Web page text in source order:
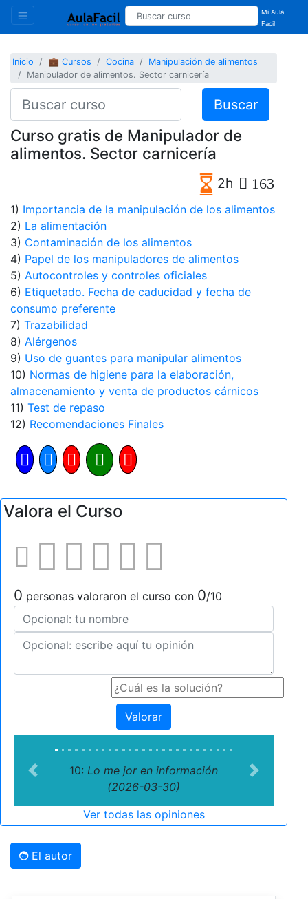
Mi Aula
Facil
Inicio 💼 Cursos Cocina
Manipulación de alimentos
Manipulador de alimentos. Sector carnicería
Buscar
Curso gratis de Manipulador de
alimentos. Sector carnicería
2h 163
1) Importancia de la manipulación de los alimentos
2) La alimentación
3) Contaminación de los alimentos
4) Papel de los manipuladores de alimentos
5) Autocontroles y controles oficiales
6) Etiquetado. Fecha de caducidad y fecha de
consumo preferente
7) Trazabilidad
8) Alérgenos
9) Uso de guantes para manipular alimentos
10) Normas de higiene para la elaboración,
almacenamiento y venta de productos cárnicos
11) Test de repaso
12) Recomendaciones Finales
Valora el Curso
0 personas valoraron el curso con 0/10
Valorar
10: Lo me jor en información
(2026-03-30)
Previous Next
Ver todas las opiniones
El autor